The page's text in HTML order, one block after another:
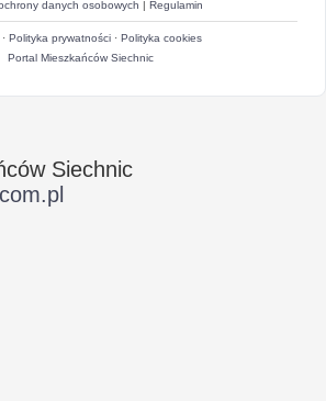
danych osobowych | Regulamin
Polityka prywatności· Polityka cookies
Portal Mieszkańców Siechnic
Siechnic